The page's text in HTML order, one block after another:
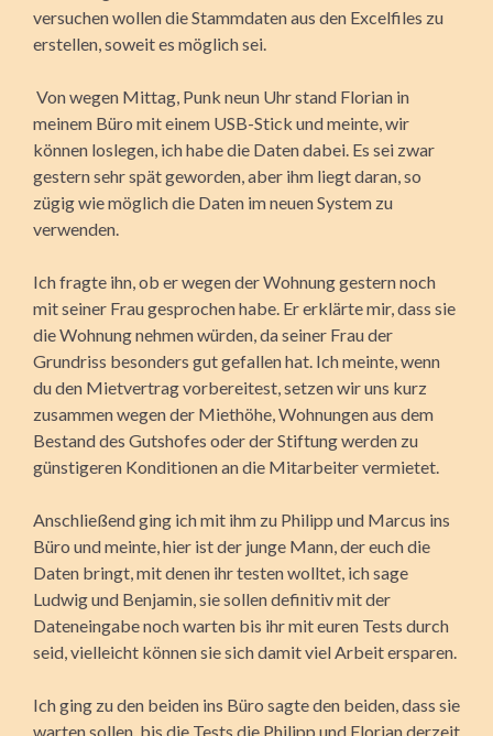
versuchen wollen die Stammdaten aus den Excelfiles zu
erstellen, soweit es möglich sei.
Von wegen Mittag, Punk neun Uhr stand Florian in
meinem Büro mit einem USB-Stick und meinte, wir
können loslegen, ich habe die Daten dabei. Es sei zwar
gestern sehr spät geworden, aber ihm liegt daran, so
zügig wie möglich die Daten im neuen System zu
verwenden.
Ich fragte ihn, ob er wegen der Wohnung gestern noch
mit seiner Frau gesprochen habe. Er erklärte mir, dass sie
die Wohnung nehmen würden, da seiner Frau der
Grundriss besonders gut gefallen hat. Ich meinte, wenn
du den Mietvertrag vorbereitest, setzen wir uns kurz
zusammen wegen der Miethöhe, Wohnungen aus dem
Bestand des Gutshofes oder der Stiftung werden zu
günstigeren Konditionen an die Mitarbeiter vermietet.
Anschließend ging ich mit ihm zu Philipp und Marcus ins
Büro und meinte, hier ist der junge Mann, der euch die
Daten bringt, mit denen ihr testen wolltet, ich sage
Ludwig und Benjamin, sie sollen definitiv mit der
Dateneingabe noch warten bis ihr mit euren Tests durch
seid, vielleicht können sie sich damit viel Arbeit ersparen.
Ich ging zu den beiden ins Büro sagte den beiden, dass sie
warten sollen, bis die Tests die Philipp und Florian derzeit